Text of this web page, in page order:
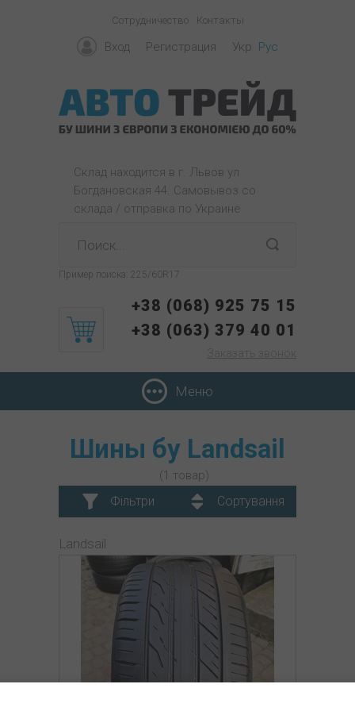
Сотрудничество Контакты
Вход Регистрация Укр Рус
Склад находится в г. Львов ул
Богдановская 44. Самовывоз со
склада / отправка по Украине
Пример поиска: 225/60R17
+38 (068) 925 75 15
+38 (063) 379 40 01
Заказать звонок
Меню
Шины бу Landsail
(1 товар)
Фільтри Сортування
Landsail